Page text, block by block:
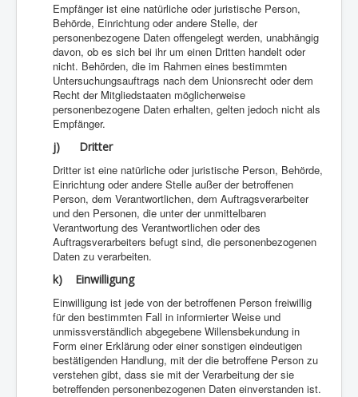
Empfänger ist eine natürliche oder juristische Person,
Behörde, Einrichtung oder andere Stelle, der
personenbezogene Daten offengelegt werden, unabhängig
davon, ob es sich bei ihr um einen Dritten handelt oder
nicht. Behörden, die im Rahmen eines bestimmten
Untersuchungsauftrags nach dem Unionsrecht oder dem
Recht der Mitgliedstaaten möglicherweise
personenbezogene Daten erhalten, gelten jedoch nicht als
Empfänger.
j) Dritter
Dritter ist eine natürliche oder juristische Person, Behörde,
Einrichtung oder andere Stelle außer der betroffenen
Person, dem Verantwortlichen, dem Auftragsverarbeiter
und den Personen, die unter der unmittelbaren
Verantwortung des Verantwortlichen oder des
Auftragsverarbeiters befugt sind, die personenbezogenen
Daten zu verarbeiten.
k) Einwilligung
Einwilligung ist jede von der betroffenen Person freiwillig
für den bestimmten Fall in informierter Weise und
unmissverständlich abgegebene Willensbekundung in
Form einer Erklärung oder einer sonstigen eindeutigen
bestätigenden Handlung, mit der die betroffene Person zu
verstehen gibt, dass sie mit der Verarbeitung der sie
betreffenden personenbezogenen Daten einverstanden ist.